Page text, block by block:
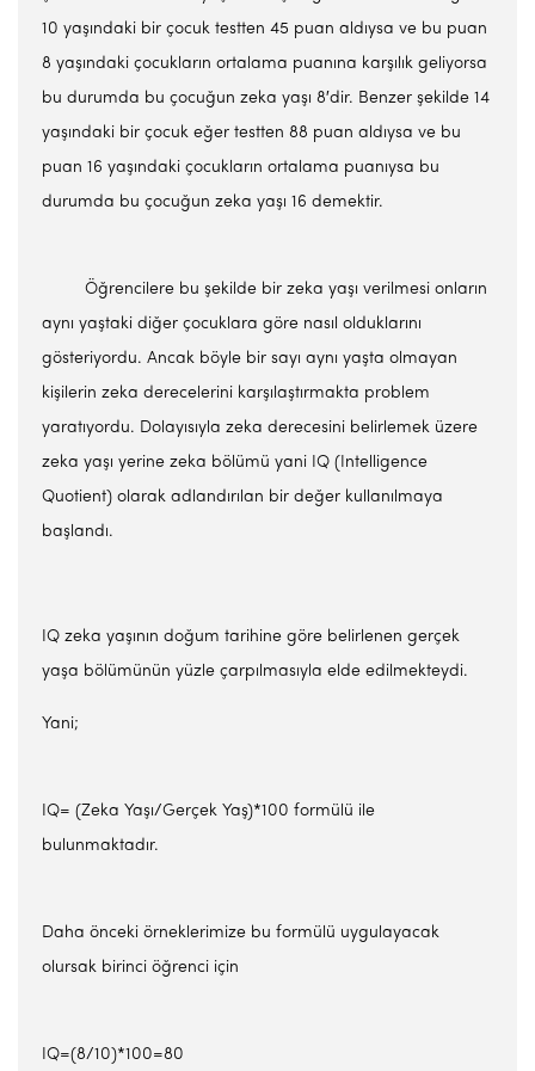
10 yaşındaki bir çocuk testten 45 puan aldıysa ve bu puan
8 yaşındaki çocukların ortalama puanına karşılık geliyorsa
bu durumda bu çocuğun zeka yaşı 8′dir. Benzer şekilde 14
yaşındaki bir çocuk eğer testten 88 puan aldıysa ve bu
puan 16 yaşındaki çocukların ortalama puanıysa bu
durumda bu çocuğun zeka yaşı 16 demektir.
Öğrencilere bu şekilde bir zeka yaşı verilmesi onların
aynı yaştaki diğer çocuklara göre nasıl olduklarını
gösteriyordu. Ancak böyle bir sayı aynı yaşta olmayan
kişilerin zeka derecelerini karşılaştırmakta problem
yaratıyordu. Dolayısıyla zeka derecesini belirlemek üzere
zeka yaşı yerine zeka bölümü yani IQ (Intelligence
Quotient) olarak adlandırılan bir değer kullanılmaya
başlandı.
IQ zeka yaşının doğum tarihine göre belirlenen gerçek
yaşa bölümünün yüzle çarpılmasıyla elde edilmekteydi.
Yani;
IQ= (Zeka Yaşı/Gerçek Yaş)*100 formülü ile
bulunmaktadır.
Daha önceki örneklerimize bu formülü uygulayacak
olursak birinci öğrenci için
IQ=(8/10)*100=80